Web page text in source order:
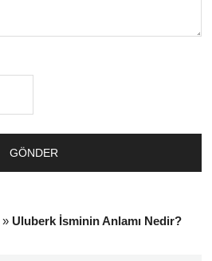
» Uluberk İsminin Anlamı Nedir?